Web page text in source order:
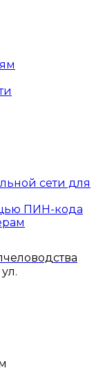
сети для
ПИН-кода